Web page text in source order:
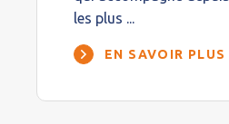
les plus ...
EN SAVOIR PLUS